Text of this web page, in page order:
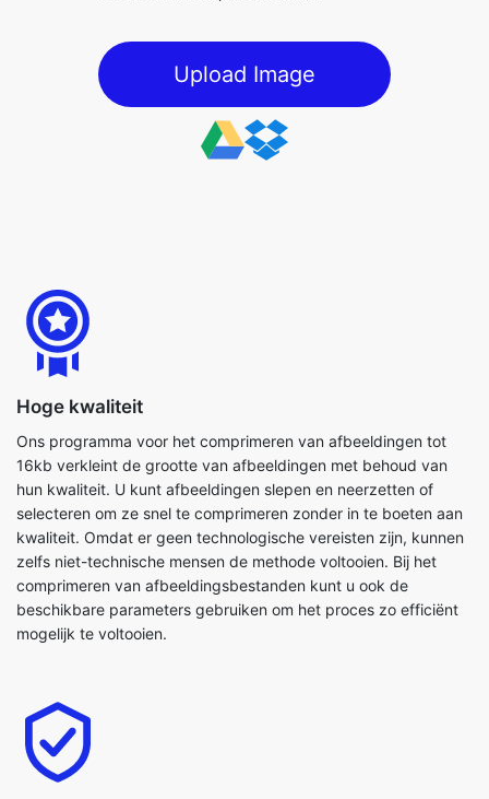
Hoge kwaliteit
Ons programma voor het comprimeren van afbeeldingen tot
16kb verkleint de grootte van afbeeldingen met behoud van
hun kwaliteit. U kunt afbeeldingen slepen en neerzetten of
kwaliteit. Omdat er geen technologische vereisten zijn, kunnen
zelfs niet-technische mensen de methode voltooien. Bij het
comprimeren van afbeeldingsbestanden kunt u ook de
beschikbare parameters gebruiken om het proces zo efficiënt
mogelijk te voltooien.
Beveiliging van gegevens
Wanneer u afbeeldingen naar een website uploadt voor
compressie, is het normaal dat u zich zorgen maakt over de